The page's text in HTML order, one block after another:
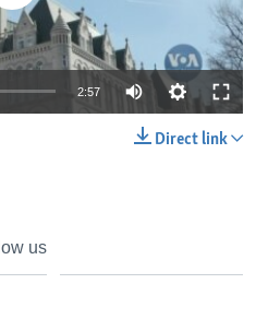
2:57
Direct link
us